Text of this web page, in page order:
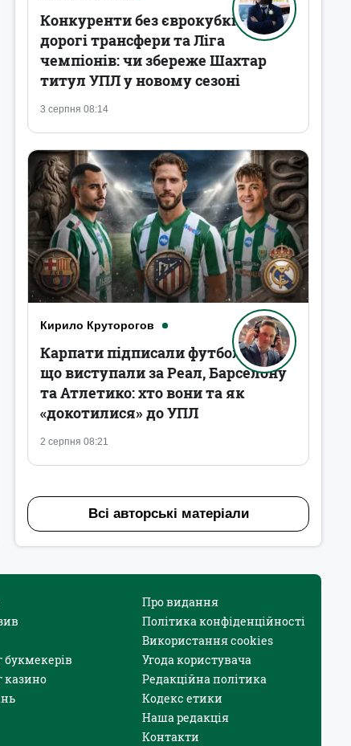
3 серпня 08:14
Конкуренти без єврокубків,
дорогі трансфери та Ліга
чемпіонів: чи збереже Шахтар
титул УПЛ у новому сезоні
Кирило Круторогов
2 серпня 08:21
Карпати підписали футболістів,
що виступали за Реал, Барселону
та Атлетико: хто вони та як
«докотилися» до УПЛ
Всі авторські матеріали
букмекерів
казино
Про видання
Політика конфіденційності
Використання cookies
Угода користувача
Редакційна політика
Кодекс етики
Наша редакція
Контакти